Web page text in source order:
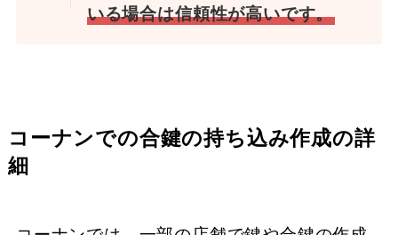
いる場合は信頼性が高いです。
コーナンでの合鍵の持ち込み作成の詳
細